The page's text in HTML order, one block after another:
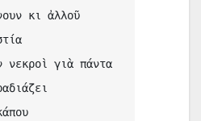
κι ἀλλοῦ
νεκροὶ γιὰ πάντα